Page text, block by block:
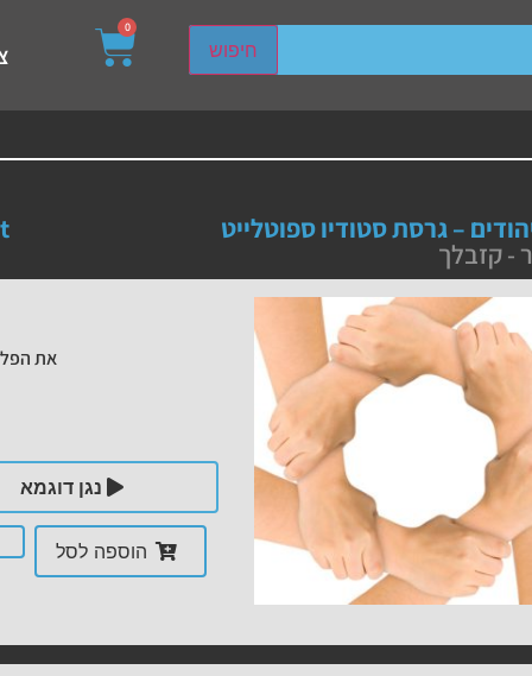
חיפוש
page. Touch device users, explore by touch or with
0
– גרסת סטודיו ספוטלייט
- קזבלך
את
נגן דוגמא
הוספה לסל